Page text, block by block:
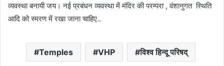
व्यवस्था बनायी जय। नई प्रबंधन व्यवस्था में मंदिर की परम्परा , वंशानुगत स्थिति
आदि को स्मरण में रखा जाना चाहिए..
Temples VHP विश्व हिन्दू परिषद्